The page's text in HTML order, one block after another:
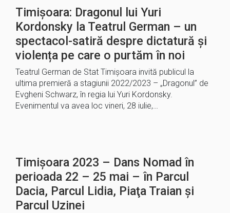
Timișoara: Dragonul lui Yuri
Kordonsky la Teatrul German – un
spectacol-satiră despre dictatură și
violența pe care o purtăm în noi
Teatrul German de Stat Timișoara invită publicul la
ultima premieră a stagiunii 2022/2023 – „Dragonul” de
Evgheni Schwarz, în regia lui Yuri Kordonsky.
Evenimentul va avea loc vineri, 28 iulie,…
Timișoara 2023 – Dans Nomad în
perioada 22 – 25 mai – în Parcul
Dacia, Parcul Lidia, Piaţa Traian și
Parcul Uzinei